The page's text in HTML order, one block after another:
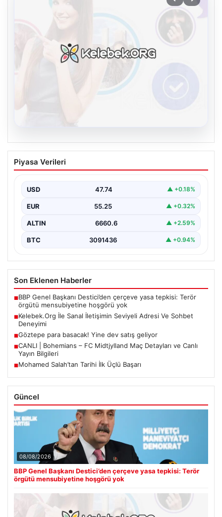
Kelebek.Org İle Sanal İletişimin Seviyeli
Adresi Ve Sohbet Deneyimi
oluşturması büyük bir hassasiyet ifade etmektedir.
Halen…
Piyasa Verileri
USD 47.74 ▲ +0.18%
EUR 55.25 ▲ +0.32%
ALTIN 6660.6 ▲ +2.59%
BTC 3091436 ▲ +0.94%
Son Eklenen Haberler
■BBP Genel Başkanı Destici’den çerçeve yasa tepkisi: Terör
örgütü mensubiyetine hoşgörü yok
■Kelebek.Org İle Sanal İletişimin Seviyeli Adresi Ve Sohbet
Deneyimi
■Göztepe para basacak! Yine dev satış geliyor
■CANLI | Bohemians – FC Midtjylland Maç Detayları ve Canlı
Yayın Bilgileri
■Mohamed Salah’tan Tarihi İlk Üçlü Başarı
Güncel
08/08/2026
BBP Genel Başkanı Destici’den çerçeve yasa tepkisi: Terör
örgütü mensubiyetine hoşgörü yok